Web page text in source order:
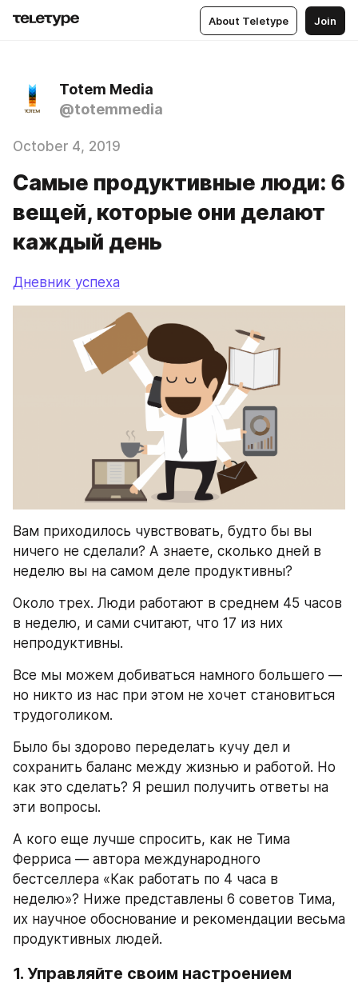
About Teletype Join
Totem Media
@totemmedia
October 4, 2019
Самые продуктивные люди: 6
вещей, которые они делают
каждый день
Дневник успеха
Вам приходилось чувствовать, будто бы вы
ничего не сделали? А знаете, сколько дней в
неделю вы на самом деле продуктивны?
Около трех. Люди работают в среднем 45 часов
в неделю, и сами считают, что 17 из них
непродуктивны.
Все мы можем добиваться намного большего —
но никто из нас при этом не хочет становиться
трудоголиком.
Было бы здорово переделать кучу дел и
сохранить баланс между жизнью и работой. Но
как это сделать? Я решил получить ответы на
эти вопросы.
А кого еще лучше спросить, как не Тима
Ферриса — автора международного
бестселлера «Как работать по 4 часа в
неделю»? Ниже представлены 6 советов Тима,
их научное обоснование и рекомендации весьма
продуктивных людей.
1. Управляйте своим настроением